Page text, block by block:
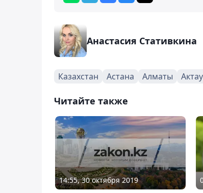
Анастасия Стативкина
Казахстан Астана Алматы Актау
Читайте также
14:55, 30 октября 2019